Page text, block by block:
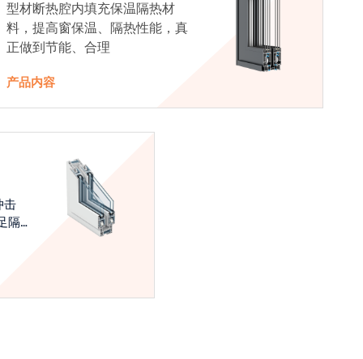
型材断热腔内填充保温隔热材
料，提高窗保温、隔热性能，真
正做到节能、合理
产品内容
击
隔